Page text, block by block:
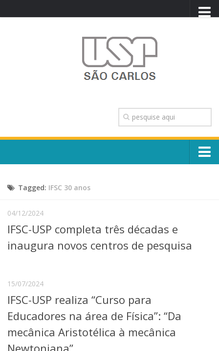
TRANSPARÊNCIA
OUVIDORIA
CONTATO
Escola, Institutos e Órgãos
Núcleos e Comissões
Telefones e Mapas
Ensino
Educação a distância
Cursos de Extensão
Pesquisa e Inovação
Linhas de Pesquisa
Centros, Núcleos e Projetos em Rede
Pós-doutorado
Tagged: IFSC 30 anos
04/12/2024
IFSC-USP completa três décadas e
inaugura novos centros de pesquisa
15/07/2024
IFSC-USP realiza “Curso para
Educadores na área de Física”: “Da
mecânica Aristotélica à mecânica